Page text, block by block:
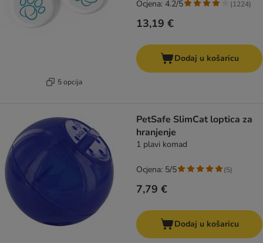
5 opcija
13,19 €
Ocjena: 4.2/5 (1224)
Dodaj u košaricu
PetSafe SlimCat loptica za
hranjenje
1 plavi komad
7,79 €
Ocjena: 5/5 (5)
Dodaj u košaricu